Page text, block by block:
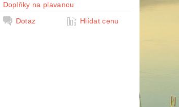
Doplňky na plavanou
Dotaz Hlídat cenu